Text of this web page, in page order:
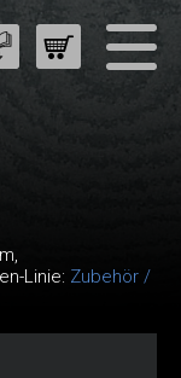
Linie: Zubehör /